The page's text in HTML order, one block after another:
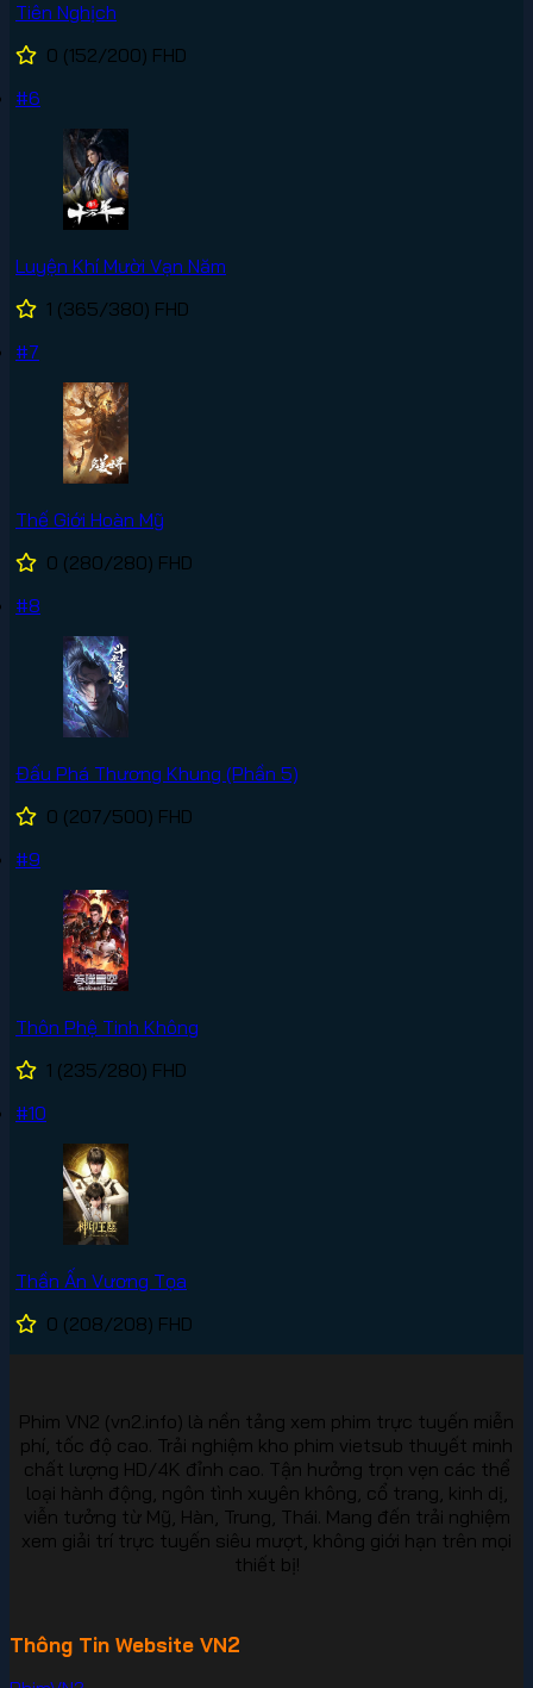
Tiên Nghịch
0 (152/200) FHD
#6
Luyện Khí Mười Vạn Năm
1 (365/380) FHD
#7
Thế Giới Hoàn Mỹ
0 (280/280) FHD
#8
Đấu Phá Thương Khung (Phần 5)
0 (207/500) FHD
#9
Thôn Phệ Tinh Không
1 (235/280) FHD
#10
Thần Ấn Vương Tọa
0 (208/208) FHD
Phim VN2 (vn2.info) là nền tảng xem phim trực tuyến miễn
phí, tốc độ cao. Trải nghiệm kho phim vietsub thuyết minh
chất lượng HD/4K đỉnh cao. Tận hưởng trọn vẹn các thể
loại hành động, ngôn tình xuyên không, cổ trang, kinh dị,
viễn tưởng từ Mỹ, Hàn, Trung, Thái. Mang đến trải nghiệm
xem giải trí trực tuyến siêu mượt, không giới hạn trên mọi
thiết bị!
Thông Tin Website VN2